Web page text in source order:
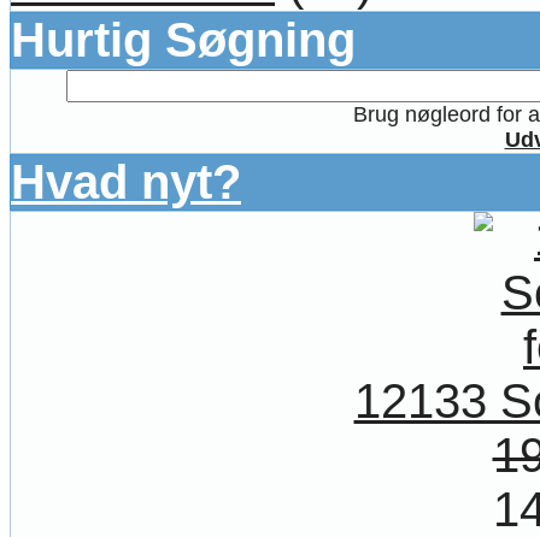
Hurtig Søgning
Brug nøgleord for
Hvad nyt?
12133